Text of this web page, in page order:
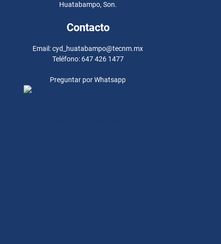
Huatabampo, Son.
Contacto
Email: cyd_huatabampo@tecnm.mx
Teléfono: 647 426 1477
Preguntar por Whatsapp